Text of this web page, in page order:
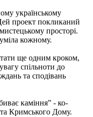
українському
проект покликаний
просторі.
кожному.
ще одним кроком,
спільноти до
та сподівань
каміння” - ко-
та Кримського Дому.